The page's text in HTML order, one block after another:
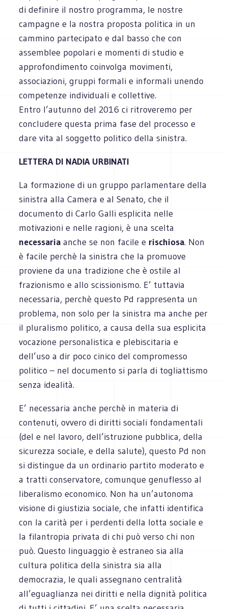
di definire il nostro programma, le nostre
campagne e la nostra proposta politica in un
cammino partecipato e dal basso che con
assemblee popolari e momenti di studio e
approfondimento coinvolga movimenti,
associazioni, gruppi formali e informali unendo
competenze individuali e collettive.
Entro l’autunno del 2016 ci ritroveremo per
concludere questa prima fase del processo e
dare vita al soggetto politico della sinistra.
LETTERA DI NADIA URBINATI
La formazione di un gruppo parlamentare della
sinistra alla Camera e al Senato, che il
documento di Carlo Galli esplicita nelle
motivazioni e nelle ragioni, è una scelta
necessaria anche se non facile e rischiosa. Non
è facile perchè la sinistra che la promuove
proviene da una tradizione che è ostile al
frazionismo e allo scissionismo. E’ tuttavia
necessaria, perchè questo Pd rappresenta un
problema, non solo per la sinistra ma anche per
il pluralismo politico, a causa della sua esplicita
vocazione personalistica e plebiscitaria e
dell’uso a dir poco cinico del compromesso
politico – nel documento si parla di togliattismo
senza idealità.
E’ necessaria anche perchè in materia di
contenuti, ovvero di diritti sociali fondamentali
(del e nel lavoro, dell’istruzione pubblica, della
sicurezza sociale, e della salute), questo Pd non
si distingue da un ordinario partito moderato e
a tratti conservatore, comunque genuflesso al
liberalismo economico. Non ha un’autonoma
visione di giustizia sociale, che infatti identifica
con la carità per i perdenti della lotta sociale e
la filantropia privata di chi può verso chi non
può. Questo linguaggio è estraneo sia alla
cultura politica della sinistra sia alla
democrazia, le quali assegnano centralità
all’eguaglianza nei diritti e nella dignità politica